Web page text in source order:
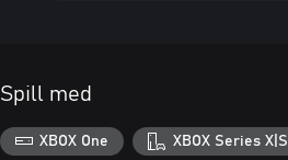
Spill med
XBOX One XBOX Series X|S